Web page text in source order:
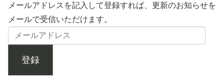
メールアドレスを記入して登録すれば、更新のお知らせを
メールで受信いただけます。
登録